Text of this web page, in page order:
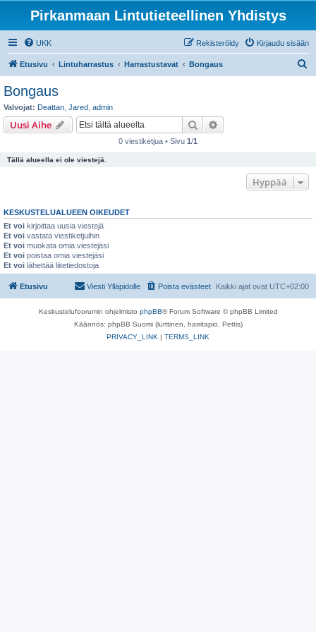
Pirkanmaan Lintutieteellinen Yhdistys
UKK Kirjaudu sisään
Rekisteröidy
Etusivu Lintuharrastus Harrastustavat Bongaus
Bongaus
Valvojat: Deattan Jared admin
Uusi Aihe Etsi
0 viestiketjua • Sivu 1/1
Tällä alueella ei ole viestejä.
Hyppää
KESKUSTELUALUEEN OIKEUDET
Et voi kirjoittaa uusia viestejä
Et voi vastata viestiketjuihin
Et voi muokata omia viestejäsi
Et voi poistaa omia viestejäsi
Et voi lähettää liitetiedostoja
Etusivu Kaikki ajat ovat UTC+02:00
Poista evästeet
Viesti Ylläpidolle
Keskustelufoorumin ohjelmisto phpBB® Forum Software © phpBB Limited
Käännös: phpBB Suomi (lurttinen, harritapio, Pettis)
PRIVACY_LINK | TERMS_LINK